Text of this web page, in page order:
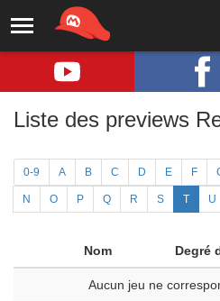
Liste des previews
0-9 A B C D E F
N O P Q R S T U
Nom Degré
Aucun jeu ne